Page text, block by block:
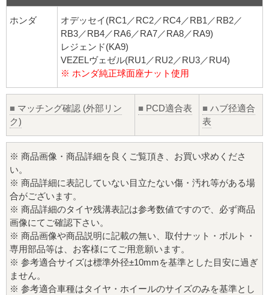
ホンダ
オデッセイ(RC1／RC2／RC4／RB1／RB2／
RB3／RB4／RA6／RA7／RA8／RA9)
レジェンド(KA9)
VEZELヴェゼル(RU1／RU2／RU3／RU4)
※ ホンダ純正球面座ナット使用
■ マッチング確認 (外部リン
ク)
■ PCD適合表 ■ ハブ径適合
表
※ 商品画像・商品詳細を良くご覧頂き、お買い求めくださ
い。
※ 商品詳細に表記していない目立たない傷・汚れ等がある場
合がございます。
※ 商品詳細のタイヤ残溝表記は参考数値ですので、必ず商品
画像にてご確認下さい。
※ 商品画像や商品説明に記載の無い、取付ナット・ボルト・
専用部品等は、お客様にてご用意願います。
※ 参考適合サイズは標準外径±10mmを基準とした目安に過ぎ
ません。
※ 参考適合車種はタイヤ・ホイールのサイズのみを基準とし